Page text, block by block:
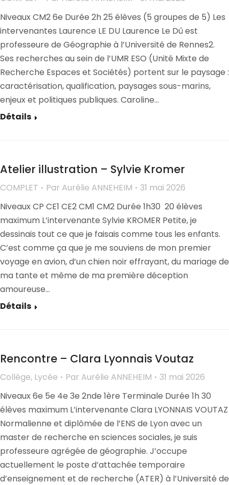
Niveaux CM2 6e Durée 2h 25 élèves (5 groupes de 5) Les
intervenantes Laurence LE DU Laurence Le Dû est
professeure de Géographie à l’Université de Rennes2.
Ses recherches au sein de l’UMR ESO (Unité Mixte de
Recherche Espaces et Sociétés) portent sur le paysage :
caractérisation, qualification, paysages sous-marins,
enjeux et politiques publiques. Caroline…
Détails
Atelier illustration – Sylvie Kromer
COMPLET Par Aurélie ANNEHEIM
31 mai 2026
Niveaux CP CE1 CE2 CM1 CM2 Durée 1h30 20 élèves
maximum L’intervenante Sylvie KROMER Petite, je
dessinais tout ce que je faisais comme tous les enfants.
C’est comme ça que je me souviens de mon premier
voyage en avion, d’un chien noir effrayant, du mariage de
ma tante et même de ma première déception
amoureuse…
Détails
Rencontre – Clara Lyonnais Voutaz
Collège, Lycée Par Aurélie ANNEHEIM
31 mai 2026
Niveaux 6e 5e 4e 3e 2nde 1ère Terminale Durée 1h 30
élèves maximum L’intervenante Clara LYONNAIS VOUTAZ
Normalienne et diplômée de l’ENS de Lyon avec un
master de recherche en sciences sociales, je suis
professeure agrégée de géographie. J’occupe
actuellement le poste d’attachée temporaire
d’enseignement et de recherche (ATER) à l’Université de